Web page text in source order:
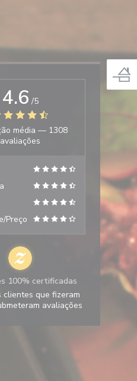
4.6 /5
média — 1308
avaliações
Preço
100% certificadas
clientes que fizeram
avaliações